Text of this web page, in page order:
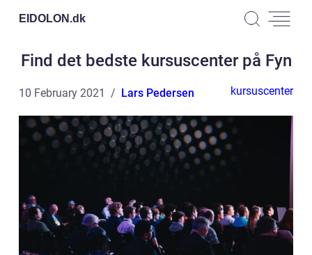
EIDOLON.dk
Find det bedste kursuscenter på Fyn
10 February 2021 Lars Pedersen kursuscenter